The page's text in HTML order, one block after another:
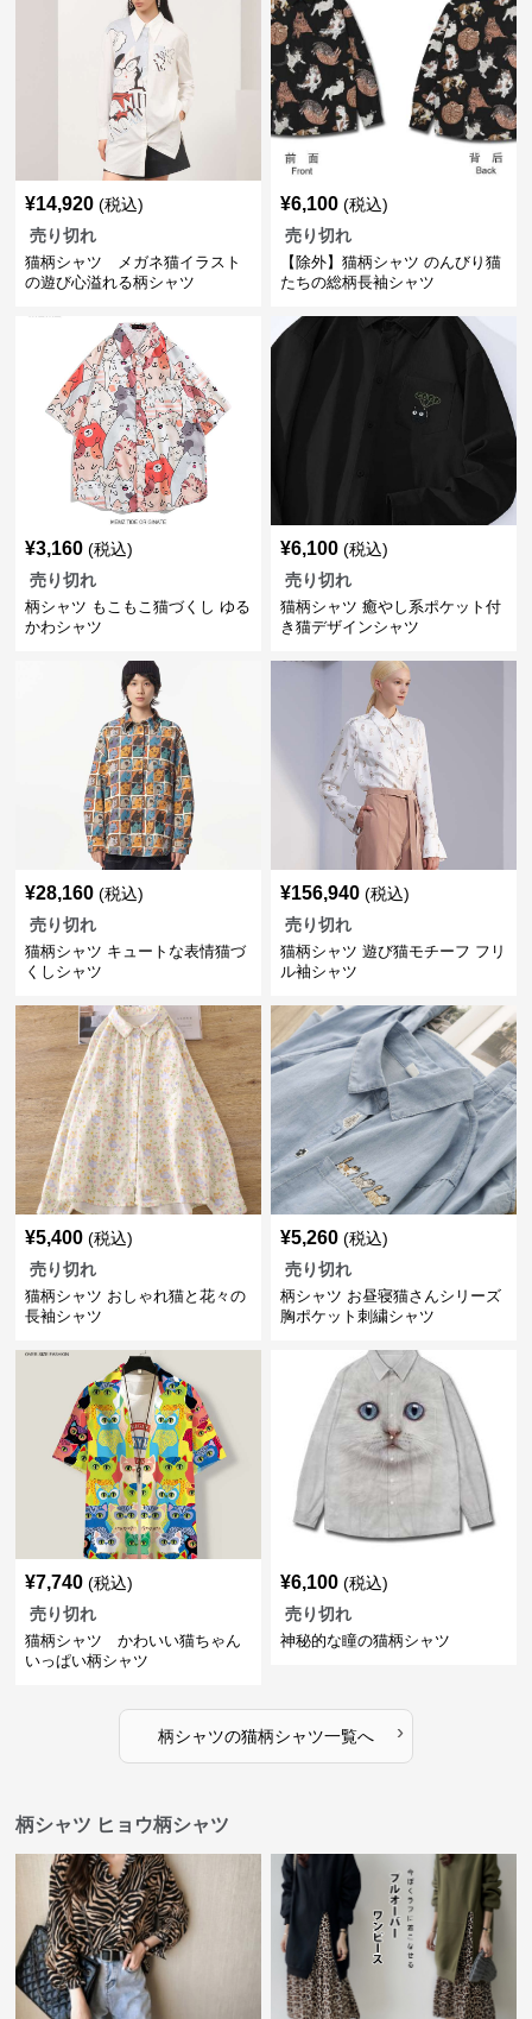
¥14,920 (税込)
売り切れ
猫柄シャツ メガネ猫イラスト
の遊び心溢れる柄シャツ
¥6,100 (税込)
売り切れ
【除外】猫柄シャツ のんびり猫
たちの総柄長袖シャツ
¥3,160 (税込)
売り切れ
柄シャツ もこもこ猫づくし ゆる
かわシャツ
¥6,100 (税込)
売り切れ
猫柄シャツ 癒やし系ポケット付
き猫デザインシャツ
¥28,160 (税込)
売り切れ
猫柄シャツ キュートな表情猫づ
くしシャツ
¥156,940 (税込)
売り切れ
猫柄シャツ 遊び猫モチーフ フリ
ル袖シャツ
¥5,400 (税込)
売り切れ
猫柄シャツ おしゃれ猫と花々の
長袖シャツ
¥5,260 (税込)
売り切れ
柄シャツ お昼寝猫さんシリーズ
胸ポケット刺繍シャツ
¥7,740 (税込)
売り切れ
猫柄シャツ かわいい猫ちゃん
いっぱい柄シャツ
¥6,100 (税込)
売り切れ
神秘的な瞳の猫柄シャツ
柄シャツの猫柄シャツ一覧へ ›
柄シャツ ヒョウ柄シャツ